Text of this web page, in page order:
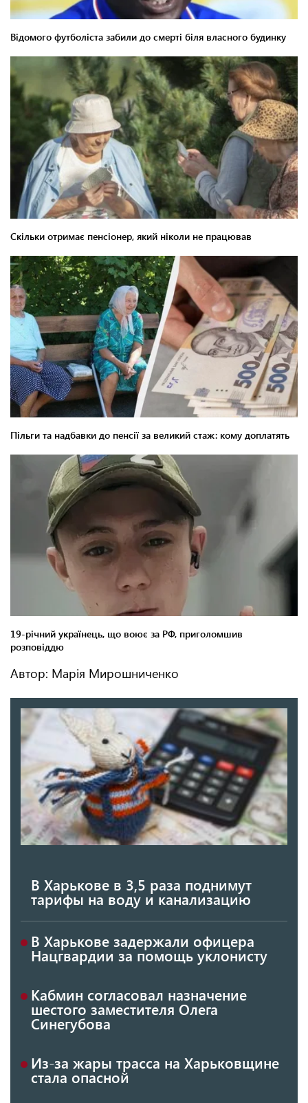
Автор: Марія Мирошниченко
В Харькове в 3,5 раза поднимут
тарифы на воду и канализацию
В Харькове задержали офицера
Нацгвардии за помощь уклонисту
Кабмин согласовал назначение
шестого заместителя Олега
Синегубова
Из-за жары трасса на Харьковщине
стала опасной